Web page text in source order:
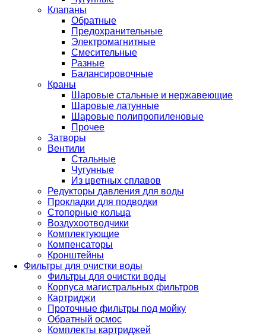
Клапаны
Обратные
Предохранительные
Электромагнитные
Смесительные
Разные
Балансировочные
Краны
Шаровые стальные и нержавеющие
Шаровые латунные
Шаровые полипропиленовые
Прочее
Затворы
Вентили
Стальные
Чугунные
Из цветных сплавов
Редукторы давления для воды
Прокладки для подводки
Стопорные кольца
Воздухоотводчики
Комплектующие
Компенсаторы
Кронштейны
Фильтры для очистки воды
Фильтры для очистки воды
Корпуса магистральных фильтров
Картриджи
Проточные фильтры под мойку
Обратный осмос
Комплекты картриджей